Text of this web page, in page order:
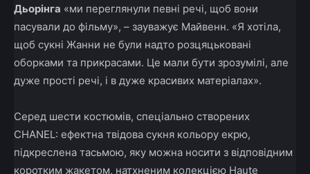
Дьорінга «ми переглянули певні речі, щоб вони
пасували до фільму», – зауважує Майвенн. «Я хотіла,
щоб сукні Жанни не були надто розцяцьковані
оборками та прикрасами. Це мали бути зрозумілі, але
дуже прості речі, і в дуже красивих матеріалах».
Серед шести костюмів, спеціально створених
CHANEL: ефектна твідова сукня кольору екрю,
підкреслена тасьмою, яку можна носити з відповідним
коротким жакетом, натхненим колекцією Haute